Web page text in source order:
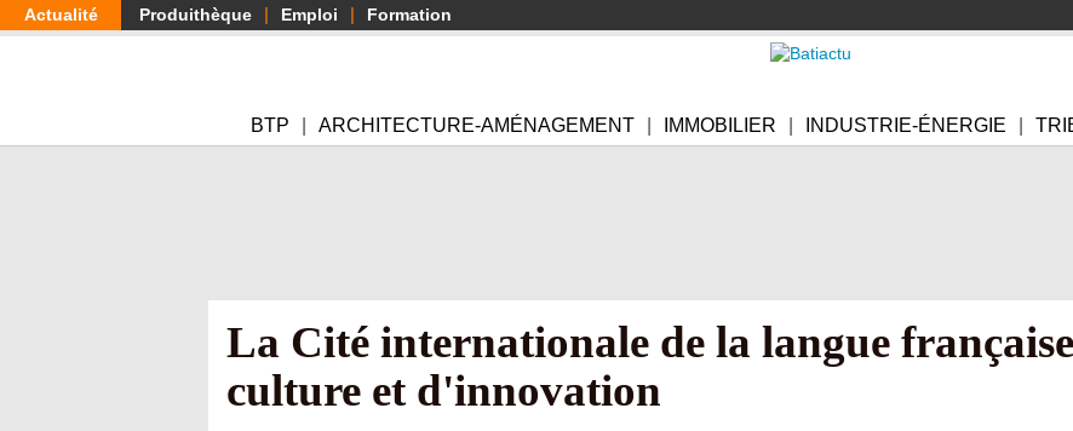
Aller
au
Actualité Produithèque Emploi Formation
BTP ARCHITECTURE-AMÉNAGEMENT IMMOBILIER INDUSTRIE-ÉNERGIE
La Cité internationale de la langue
culture et d'innovation